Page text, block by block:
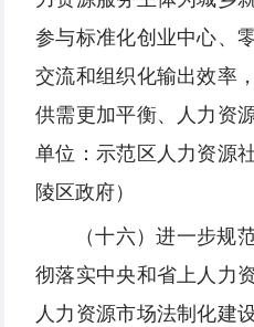
参与标准化创业中心、
交流和组织化输出效率
供需更加平衡、人力资
单位：示范区人力资源
陵区政府）
（十六）进一步规
彻落实中央和省上人力
人力资源市场法制化建